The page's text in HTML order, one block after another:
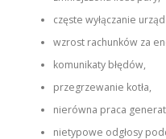
częste wyłączanie
wzrost rachunków za
komunikaty błędów,
przegrzewanie kotła,
nierówna praca
nietypowe odgłosy